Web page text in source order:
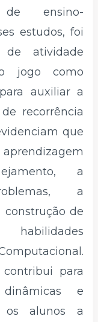
ensino-
estudos, foi
de atividade
jogo como
auxiliar a
recorrência
que
a
a
construção de
para
e
os alunos a